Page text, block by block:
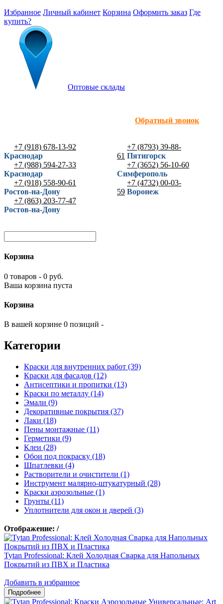
Избранное Личный кабинет Корзина Оформить заказ Где
купить?
Оптовые склады
Обратный звонок
+7 (918) 678-13-92
Краснодар
+7 (988) 594-27-33
Краснодар
+7 (918) 558-90-61
Ростов-на-Дону
+7 (863) 203-77-47
Ростов-на-Дону
+7 (8793) 39-88-
61 Пятигорск
+7 (3652) 56-10-60
Симферополь
+7 (4732) 00-03-
59 Воронеж
Корзина
0 товаров - 0 руб.
Ваша корзина пуста
Корзина
В вашей корзине 0 позиций -
Категории
Краски для внутренних работ (39)
Краски для фасадов (12)
Антисептики и пропитки (13)
Краски по металлу (14)
Эмали (9)
Декоративные покрытия (37)
Лаки (18)
Пены монтажные (11)
Герметики (9)
Клеи (28)
Обои под покраску (18)
Шпатлевки (4)
Растворители и очистители (1)
Инструмент малярно-штукатурный (28)
Краски аэрозольные (1)
Грунты (11)
Уплотнители для окон и дверей (3)
Отображение: /
Tytan Professional: Клей Холодная Сварка для Напольных
Покрытий из ПВХ и Пластика
Добавить в избранное